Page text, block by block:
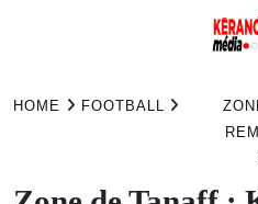
HOME FOOTBALL